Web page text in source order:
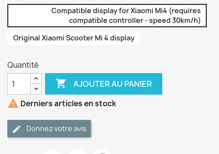
Compatible display for Xiaomi Mi4 (requires
compatible controller - speed 30km/h)
Original Xiaomi Scooter Mi 4 display
Quantité
 AJOUTER AU PANIER
 Derniers articles en stock
Donnez votre avis